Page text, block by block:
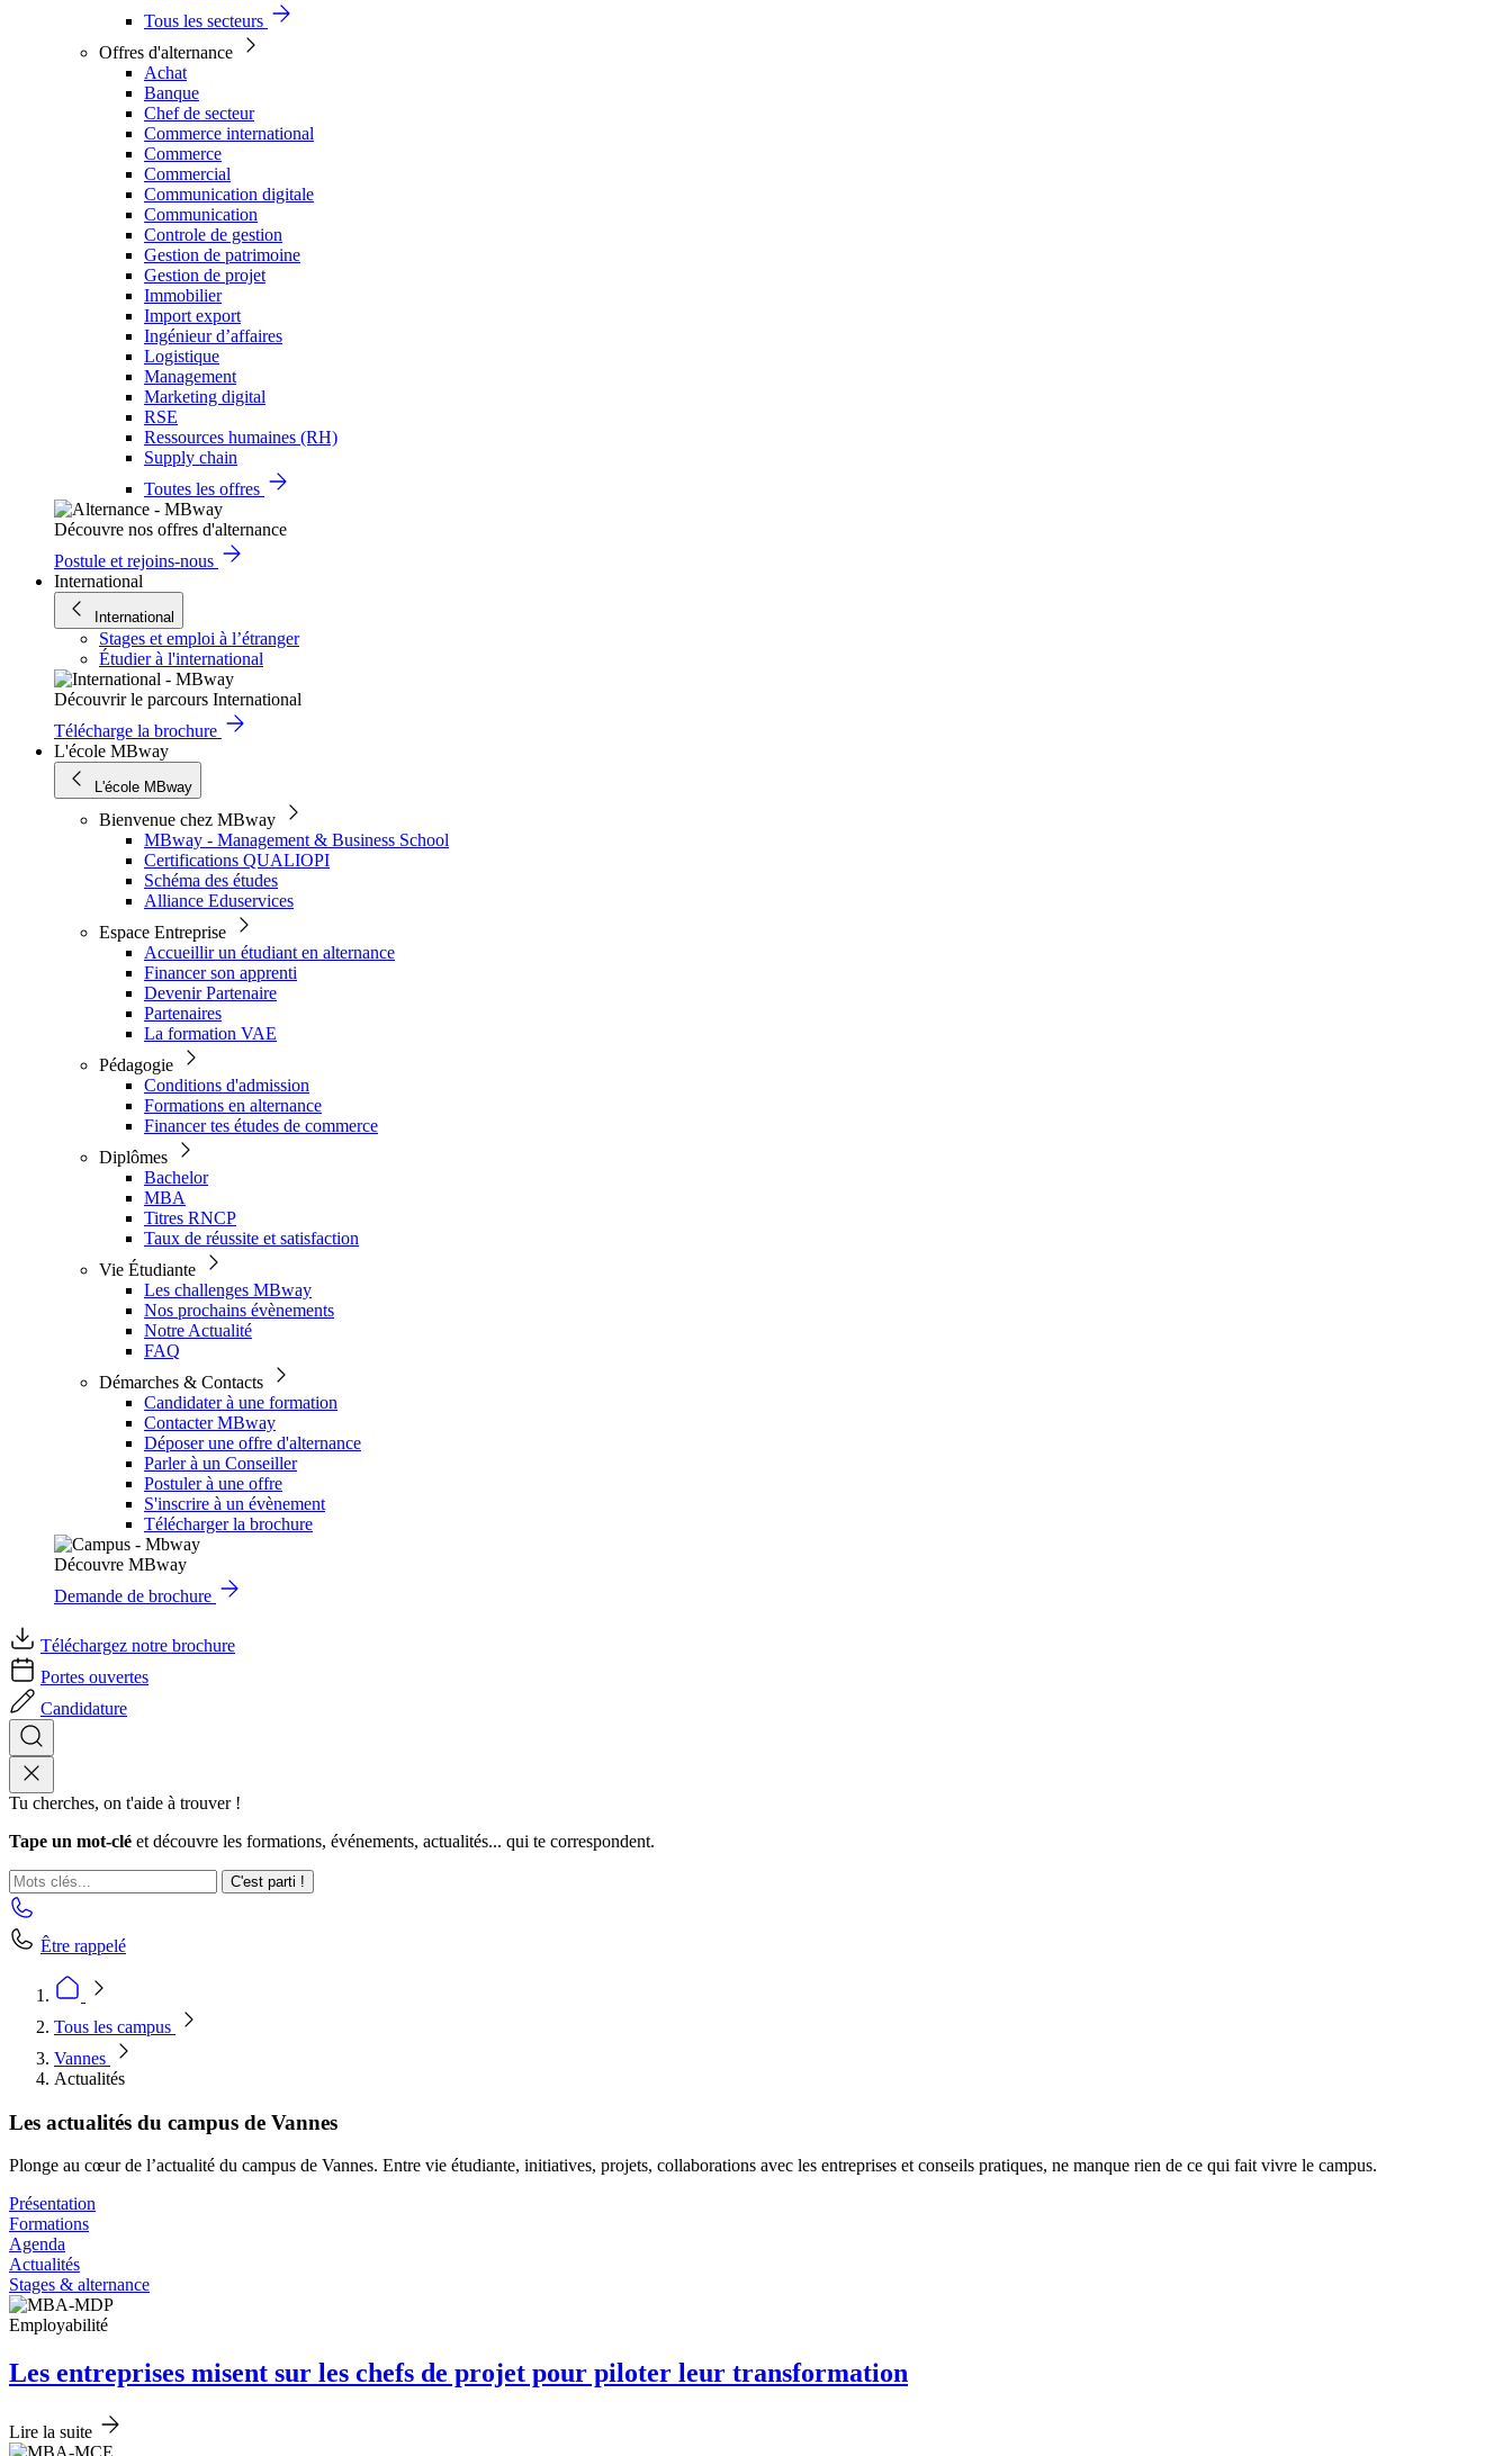
Tous les secteurs
Offres d'alternance
Achat
Banque
Chef de secteur
Commerce international
Commerce
Commercial
Communication digitale
Communication
Controle de gestion
Gestion de patrimoine
Gestion de projet
Immobilier
Import export
Ingénieur d’affaires
Logistique
Management
Marketing digital
RSE
Ressources humaines (RH)
Supply chain
Toutes les offres
Découvre nos offres d'alternance
Postule et rejoins-nous
International
International
Stages et emploi à l’étranger
Étudier à l'international
Découvrir le parcours International
Télécharge la brochure
L'école MBway
L'école MBway
Bienvenue chez MBway
MBway - Management & Business School
Certifications QUALIOPI
Schéma des études
Alliance Eduservices
Espace Entreprise
Accueillir un étudiant en alternance
Financer son apprenti
Devenir Partenaire
Partenaires
La formation VAE
Pédagogie
Conditions d'admission
Formations en alternance
Financer tes études de commerce
Diplômes
Bachelor
MBA
Titres RNCP
Taux de réussite et satisfaction
Vie Étudiante
Les challenges MBway
Nos prochains évènements
Notre Actualité
FAQ
Démarches & Contacts
Candidater à une formation
Contacter MBway
Déposer une offre d'alternance
Parler à un Conseiller
Postuler à une offre
S'inscrire à un évènement
Télécharger la brochure
Découvre MBway
Demande de brochure
Téléchargez notre brochure
Portes ouvertes
Candidature
Tu cherches, on t'aide à trouver !
Tape un mot-clé et découvre les formations, événements, actualités... qui te correspondent.
C'est parti !
Être rappelé
Tous les campus
Vannes
Actualités
Les actualités du campus de Vannes
Plonge au cœur de l’actualité du campus de Vannes. Entre vie étudiante, initiatives, projets, collaborations avec les entreprises et conseils pratiques, ne manque rien de ce qui fait vivre le campus.
Présentation
Formations
Agenda
Actualités
Stages & alternance
Employabilité
Les entreprises misent sur les chefs de projet pour piloter leur transformation
Lire la suite